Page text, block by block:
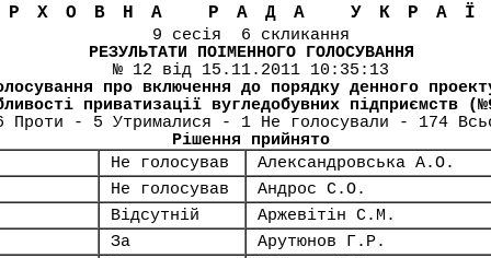
РАДА
9 сесія 6 скликання
РЕЗУЛЬТАТИ ПОІМЕННОГО ГОЛОСУВАННЯ
№ 12 від 15.11.2011 10:35:13
про включення до порядку денного
приватизації вугледобувних підприємств
Проти - 5 Утрималися - 1 Не голосували - 174
Рішення прийнято
Не голосував
Александровська А.О.
Не голосував
Андрос С.О.
Відсутній
Аржевітін С.М.
За
Арутюнов Г.Р.